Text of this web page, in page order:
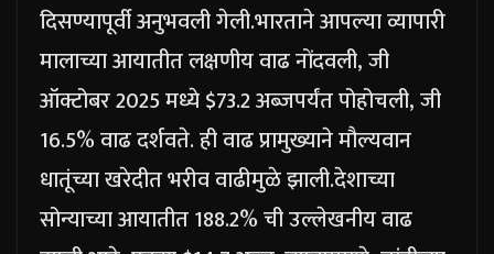
दिसण्यापूर्वी अनुभवली गेली.भारताने आपल्या व्यापारी
मालाच्या आयातीत लक्षणीय वाढ नोंदवली, जी
ऑक्टोबर 2025 मध्ये $73.2 अब्जपर्यंत पोहोचली, जी
16.5% वाढ दर्शवते. ही वाढ प्रामुख्याने मौल्यवान
धातूंच्या खरेदीत भरीव वाढीमुळे झाली.देशाच्या
सोन्याच्या आयातीत 188.2% ची उल्लेखनीय वाढ